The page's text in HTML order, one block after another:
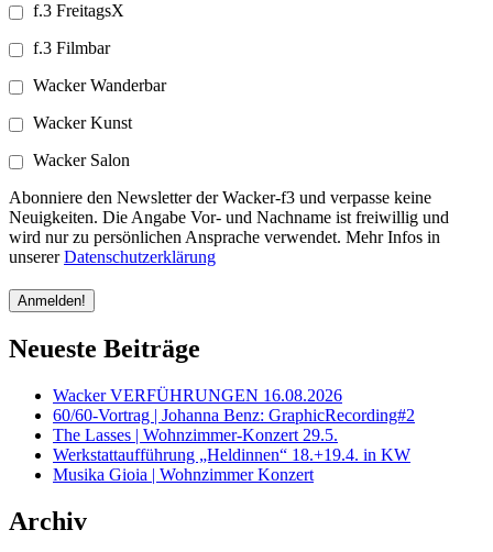
f.3 FreitagsX
f.3 Filmbar
Wacker Wanderbar
Wacker Kunst
Wacker Salon
Abonniere den Newsletter der Wacker-f3 und verpasse keine
Neuigkeiten. Die Angabe Vor- und Nachname ist freiwillig und
wird nur zu persönlichen Ansprache verwendet. Mehr Infos in
unsererDatenschutzerklärung
Neueste Beiträge
Wacker VERFÜHRUNGEN 16.08.2026
60/60-Vortrag | Johanna Benz: GraphicRecording#2
The Lasses | Wohnzimmer-Konzert 29.5.
Werkstattaufführung „Heldinnen“ 18.+19.4. in KW
Musika Gioia | Wohnzimmer Konzert
Archiv